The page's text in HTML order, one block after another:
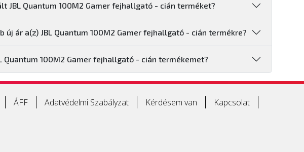
JBL Quantum 100M2 Gamer fejhallgató - cián terméket?
új ár a(z) JBL Quantum 100M2 Gamer fejhallgató - cián termékre?
Quantum 100M2 Gamer fejhallgató - cián termékemet?
ÁFF Adatvédelmi Szabályzat Kérdésem van
Kapcsolat